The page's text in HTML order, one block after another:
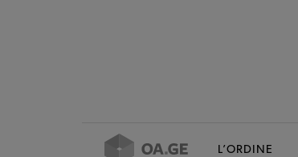
L’ORDINE